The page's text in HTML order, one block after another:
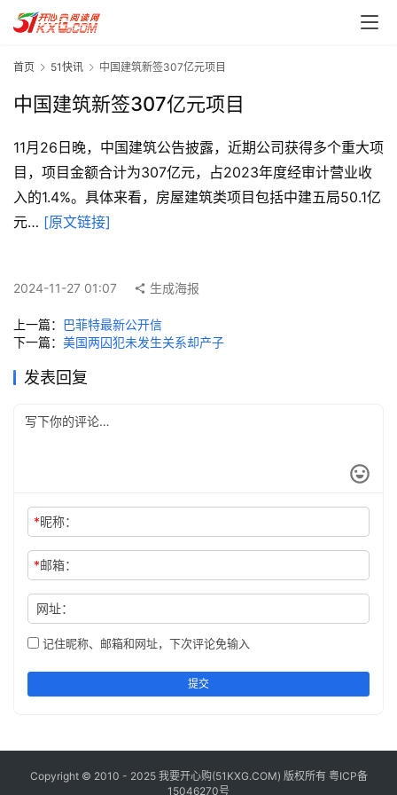
首
页
日
读
实
工
答
专
区
用
网
首页 51快讯 中国建筑新签307亿元项目
中国建筑新签307亿元项目
11月26日晚，中国建筑公告披露，近期公司获得多个重大项
目，项目金额合计为307亿元，占2023年度经审计营业收
入的1.4%。具体来看，房屋建筑类项目包括中建五局50.1亿
元… [原文链接]
2024-11-27 01:07 生成海报
上一篇： 巴菲特最新公开信
下一篇： 美国两囚犯未发生关系却产子
发表回复
*昵称：
*邮箱：
网址：
记住昵称、邮箱和网址，下次评论免输入
提交
Copyright © 2010 - 2025 我要开心购(51KXG.COM) 版权所有 粤ICP备
15046270号